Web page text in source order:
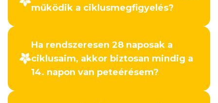
működik a ciklusmegfigyelés?
Ha rendszeresen 28 naposak a
ciklusaim, akkor biztosan mindig a
14. napon van peteérésem?